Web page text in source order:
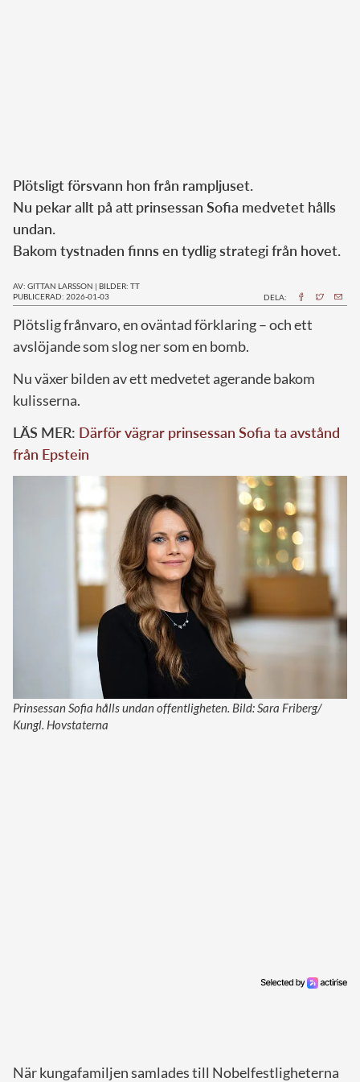
Plötsligt försvann hon från rampljuset.
Nu pekar allt på att prinsessan Sofia medvetet hålls
undan.
Bakom tystnaden finns en tydlig strategi från hovet.
AV: GITTAN LARSSON | BILDER: TT
PUBLICERAD: 2026-01-03
DELA:
Plötslig frånvaro, en oväntad förklaring – och ett
avslöjande som slog ner som en bomb.
Nu växer bilden av ett medvetet agerande bakom
kulisserna.
LÄS MER: Därför vägrar prinsessan Sofia ta avstånd
från Epstein
Prinsessan Sofia hålls undan offentligheten. Bild: Sara Friberg/
Kungl. Hovstaterna
När kungafamiljen samlades till Nobelfestligheterna